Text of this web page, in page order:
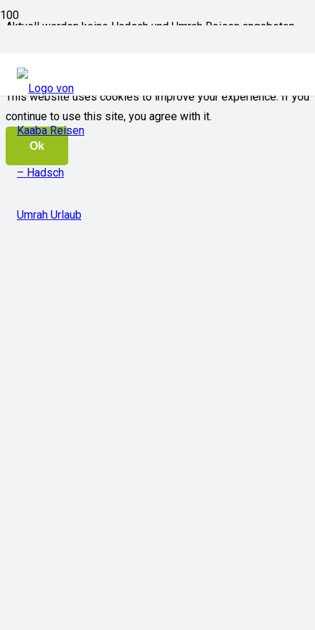
Aktuell werden keine Hadsch und Umrah Reisen angeboten,
Stelle veröffentlicht.
This website uses cookies to improve your experience. If you
continue to use this site, you agree with it.
Ok